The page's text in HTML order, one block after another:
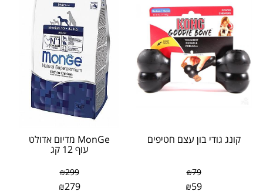
קונג גודי בון עצם חטיפים
₪79
₪59
MonGe מדיום אדולט
עוף 12 קג
₪299
₪279